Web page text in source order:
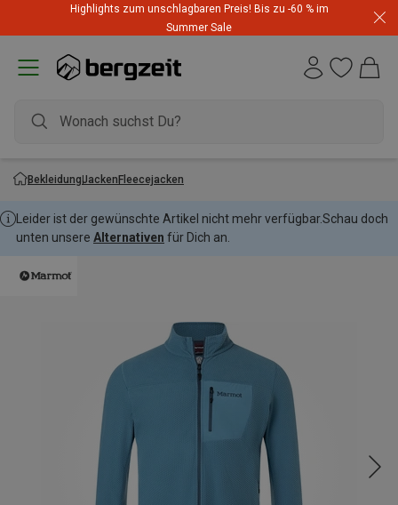
Highlights zum unschlagbaren Preis! Bis zu -60 % im
Summer Sale
BekleidungJackenFleecejacken
Leider ist der gewünschte Artikel nicht mehr verfügbar.Schau doch
unten unsere Alternativen für Dich an.